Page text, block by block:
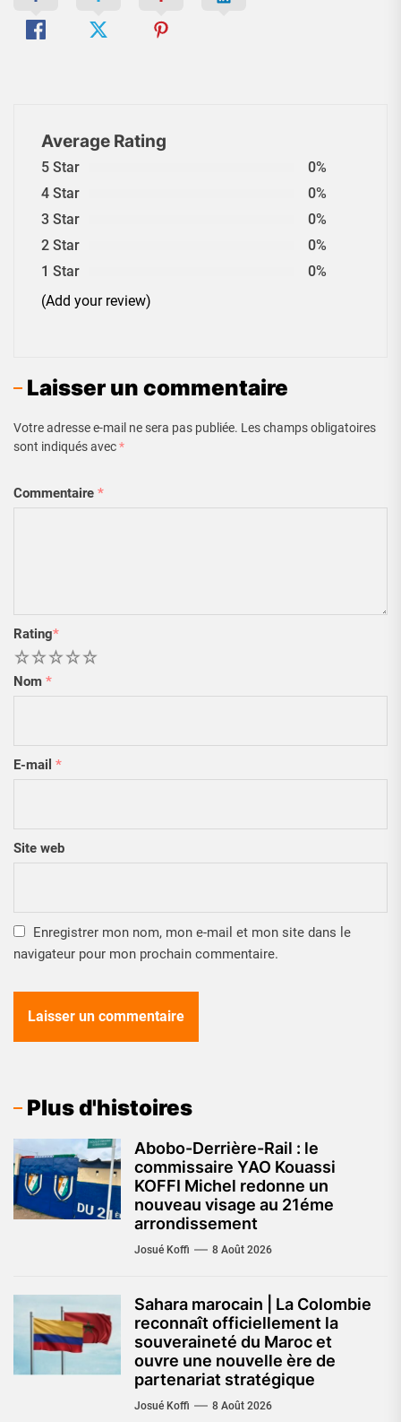
Average Rating
5 Star
0%
4 Star
0%
3 Star
0%
2 Star
0%
1 Star
0%
(Add your review)
Laisser un commentaire
Votre adresse e-mail ne sera pas publiée. Les champs obligatoires
sont indiqués avec*
Commentaire *
Rating*
5
4
3
2
Nom *
E-mail *
Site web
Enregistrer mon nom, mon e-mail et mon site dans le
navigateur pour mon prochain commentaire.
Plus d'histoires
Abobo-Derrière-Rail : le
commissaire YAO Kouassi
KOFFI Michel redonne un
nouveau visage au 21éme
arrondissement
Josué Koffi 8 Août 2026
Sahara marocain | La Colombie
reconnaît officiellement la
souveraineté du Maroc et
ouvre une nouvelle ère de
partenariat stratégique
Josué Koffi 8 Août 2026